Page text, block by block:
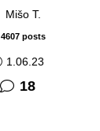
Mišo T.
4607 posts
1.06.23
18komentara